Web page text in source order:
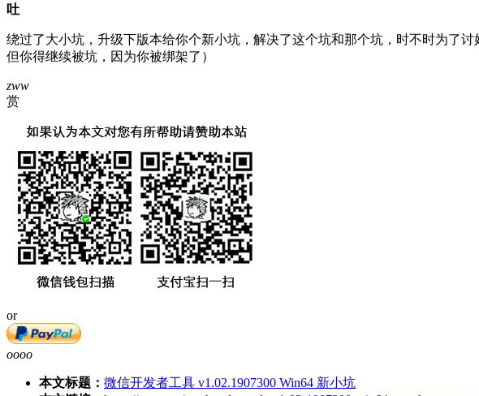
吐
绕过了大小坑，升级下版本给你个新小坑，解决了这个坑和那个坑，时不时为
但你得继续被坑，因为你被绑架了）
zww
赏
or
oooo
本文标题： 微信开发者工具 v1.02.1907300 Win64 新小坑